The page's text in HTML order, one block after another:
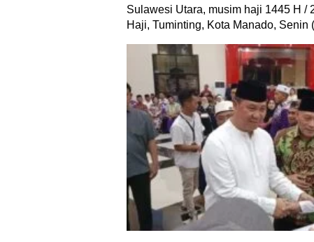
Sulawesi Utara, musim haji 1445 H /
Haji, Tuminting, Kota Manado, Senin